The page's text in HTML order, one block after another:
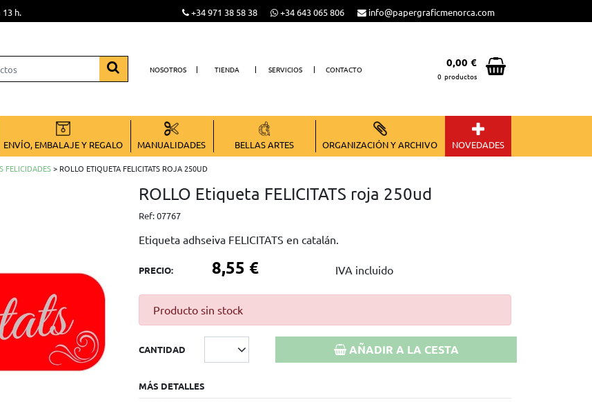
13 h. +34 971 38 58 38 +34 643 065 806 info@papergraficmenorca.com
NOSOTROS TIENDA SERVICIOS CONTACTO
0,00 €
0 productos
VER CESTA
ENVÍO, EMBALAJE Y REGALO MANUALIDADES BELLAS ARTES ORGANIZACIÓN Y ARCHIVO NOVEDADES
FELICIDADES> ROLLO ETIQUETA FELICITATS ROJA 250UD
ROLLO Etiqueta FELICITATS roja 250ud
Ref:07767
Etiqueta adhseiva FELICITATS en catalán.
PRECIO: 8,55 € IVA incluido
Producto sin stock
CANTIDAD AÑADIR A LA CESTA
MÁS DETALLES